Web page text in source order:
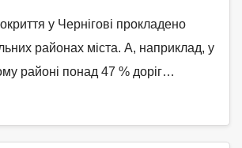
у Чернігові прокладено
районах міста. А, наприклад, у
районі понад 47 % доріг…